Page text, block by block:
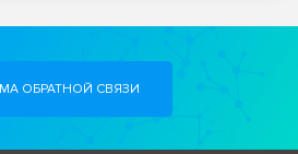
ОБРАТНОЙ СВЯЗИ